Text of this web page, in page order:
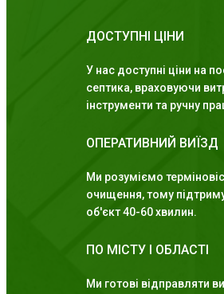
ДОСТУПНІ ЦІНИ
У нас доступні ціни на
септика, враховуючи
інструменти та ручну
ОПЕРАТИВНИЙ ВИЇЗД
Ми розуміємо
очищення, тому
об'єкт 40-60 хвилин.
ПО МІСТУ І ОБЛАСТІ
Ми готові відправляти